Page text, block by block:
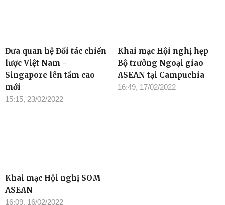
Lễ đón chính thức Chủ
tịch nước Nguyễn Xuân
Phúc thăm cấp Nhà nước
Thúc đẩy hợp tác thương
mại ASEAN - Anh
Đưa quan hệ Đối tác chiến